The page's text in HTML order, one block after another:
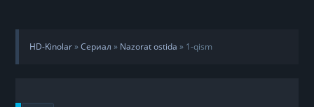
HD-Kinolar»Сериал » Nazorat ostida » 1-qism